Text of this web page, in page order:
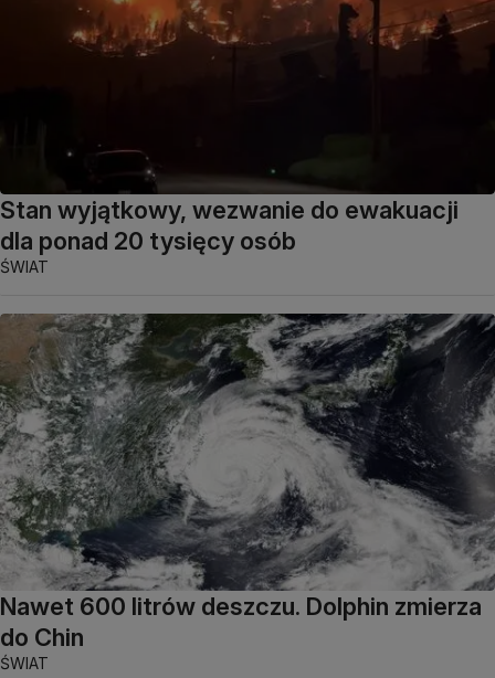
Stan wyjątkowy, wezwanie do ewakuacji
dla ponad 20 tysięcy osób
ŚWIAT
Nawet 600 litrów deszczu. Dolphin zmierza
do Chin
ŚWIAT